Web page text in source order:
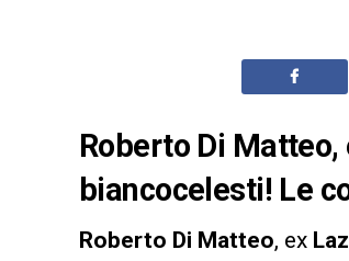
Roberto Di
biancocelesti! Le
Roberto Di Matteo, ex